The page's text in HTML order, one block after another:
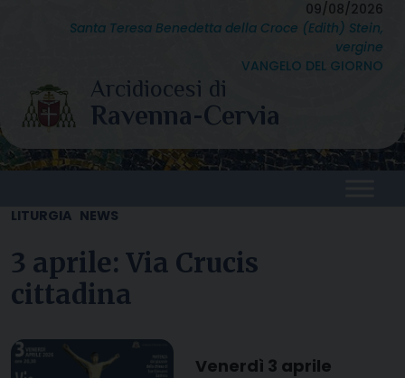
09/08/2026
Santa Teresa Benedetta della Croce (Edith) Stein,
vergine
VANGELO DEL GIORNO
LITURGIA NEWS
3 aprile: Via Crucis
cittadina
Venerdì 3 aprile